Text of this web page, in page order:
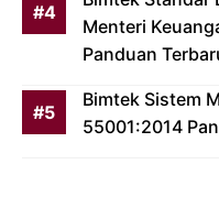
Menteri
Panduan
Bimtek Sistem
55001:2014